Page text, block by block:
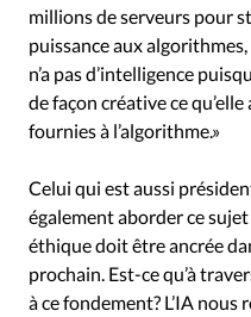
millions de serveurs pour
puissance aux
n’a pas d’intelligence
de façon créative ce
fournies à l’algorithme.»
Celui qui est aussi
également aborder ce
éthique doit être ancrée
prochain. Est-ce qu’à
à ce fondement? L’IA